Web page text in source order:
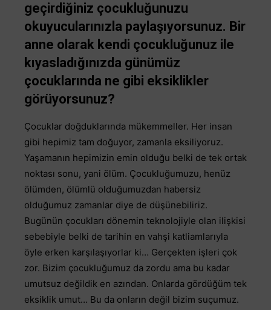
geçirdiğiniz çocukluğunuzu
okuyucularınızla paylaşıyorsunuz. Bir
anne olarak kendi çocukluğunuz ile
kıyasladığınızda günümüz
çocuklarında ne gibi eksiklikler
görüyorsunuz?
Çocuklar doğduklarında mükemmeller. Her insan
gibi hepimiz tam doğuyor, zamanla eksiliyoruz.
Yaşamanın hepimizin emin olduğu belki de tek ortak
noktası sonu, yani ölüm. Çocukluğumuzu, henüz
ölümden, ölümlü olduğumuzdan habersiz
olduğumuz zamanlar diye de düşünebiliriz.
Bugünün çocukları dönemin teknolojiyle olan ilişkisi
sebebiyle belki de tarihin en vahşi katliamlarıyla
öyle erken karşılaşıyorlar ki… Gerçekten işleri çok
zor. Bizim çocukluğumuz da zordu ama bu kadar
umutsuz değildik en azından. Onlarda gördüğüm tek
eksiklik umut… Bu da onların değil bizim suçumuz.